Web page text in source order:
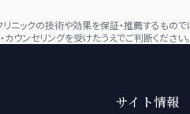
ックの技術や効果を保証・推薦するもの
ウンセリングを受けたうえでご判断ください。
サイト情報